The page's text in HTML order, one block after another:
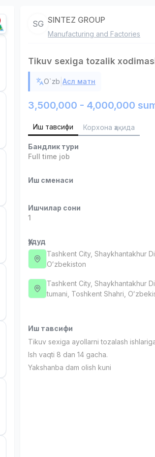
SG SINTEZ GROUP
Manufacturing and Factories
Tikuv sexiga tozalik
O`zb |Асл матн
3,500,000 - 4,000,000
Иш тавсифи Корхона ҳақида
Бандлик тури
Full time job
Иш сменаси
Ишчилар сони
1
Ҳудуд
Tashkent City, Shaykhantakhur
Oʻzbekiston
Tashkent City, Shaykhantakhur
tumani, Toshkent Shahri,
Иш тавсифи
Tikuv sexiga ayollarni tozalash
Ish vaqti 8 dan 14 gacha.
Yakshanba dam olish kuni